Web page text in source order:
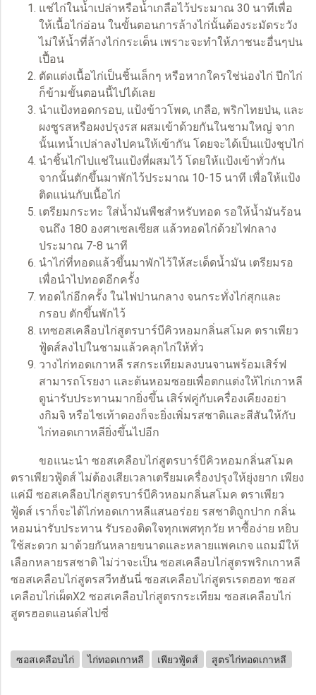
แช่ไก่ในน้ำเปล่าหรือน้ำเกลือไว้ประมาณ 30 นาทีเพื่อ
ให้เนื้อไก่อ่อน ในขั้นตอนการล้างไก่นั้นต้องระมัดระวัง
ไม่ให้น้ำที่ล้างไก่กระเด็น เพราะจะทำให้ภาชนะอื่นๆปน
เปื้อน
ตัดแต่งเนื้อไก่เป็นชิ้นเล็กๆ หรือหากใครใช่น่องไก่ ปีกไก่
ก็ข้ามขั้นตอนนี้ไปได้เลย
นำแป้งทอดกรอบ, แป้งข้าวโพด, เกลือ, พริกไทยป่น, และ
ผงซูรสหรือผงปรุงรส ผสมเข้าด้วยกันในชามใหญ่ จาก
นั้นเทน้ำเปล่าลงไปคนให้เข้ากัน โดยจะได้เป็นแป้งชุบไก่
นำชิ้นไก่ไปแช่ในแป้งที่ผสมไว้ โดยให้แป้งเข้าทั่วกัน
จากนั้นตักขึ้นมาพักไว้ประมาณ 10-15 นาที เพื่อให้แป้ง
ติดแน่นกับเนื้อไก่
เตรียมกระทะ ใส่น้ำมันพืชสำหรับทอด รอให้น้ำมันร้อน
จนถึง 180 องศาเซลเซียส แล้วทอดไก่ด้วยไฟกลาง
ประมาณ 7-8 นาที
นำไก่ที่ทอดแล้วขึ้นมาพักไว้ให้สะเด็ดน้ำมัน เตรียมรอ
เพื่อนำไปทอดอีกครั้ง
ทอดไก่อีกครั้ง ในไฟปานกลาง จนกระทั่งไก่สุกและ
กรอบ ตักขึ้นพักไว้
เทซอสเคลือบไก่สูตรบาร์บีคิวหอมกลิ่นสโมค ตราเพียว
ฟู้ดส์ลงไปในชามแล้วคลุกไก่ให้ทั่ว
วางไก่ทอดเกาหลี รสกระเทียมลงบนจานพร้อมเสิร์ฟ
สามารถโรยงา และต้นหอมซอยเพื่อตกแต่งให้ไก่เกาหลี
ดูน่ารับประทานมากยิ่งขึ้น เสิร์ฟคู่กับเครื่องเคียงอย่า
งกิมจิ หรือไชเท้าดองก็จะยิ่งเพิ่มรสชาติและสีสันให้กับ
ไก่ทอดเกาหลียิ่งขึ้นไปอีก
ขอแนะนำ ซอสเคลือบไก่สูตรบาร์บีคิวหอมกลิ่นสโมค
ตราเพียวฟู้ดส์ ไม่ต้องเสียเวลาเตรียมเครื่องปรุงให้ยุ่งยาก เพียง
แค่มี ซอสเคลือบไก่สูตรบาร์บีคิวหอมกลิ่นสโมค ตราเพียว
ฟู้ดส์ เราก็จะได้ไก่ทอดเกาหลีแสนอร่อย รสชาติถูกปาก กลิ่น
หอมน่ารับประทาน รับรองติดใจทุกเพศทุกวัย หาซื้อง่าย หยิบ
ใช้สะดวก มาด้วยกันหลายขนาดและหลายแพคเกจ แถมมีให้
เลือกหลายรสชาติ ไม่ว่าจะเป็น ซอสเคลือบไก่สูตรพริกเกาหลี
ซอสเคลือบไก่สูตรสวีทฮันนี่ ซอสเคลือบไก่สูตรเรดฮอท ซอส
เคลือบไก่เผ็ดX2 ซอสเคลือบไก่สูตรกระเทียม ซอสเคลือบไก่
สูตรฮอตแอนด์สไปซี่
ซอสเคลือบไก่ ไก่ทอดเกาหลี เพียวฟู้ดส์ สูตรไก่ทอดเกาหลี